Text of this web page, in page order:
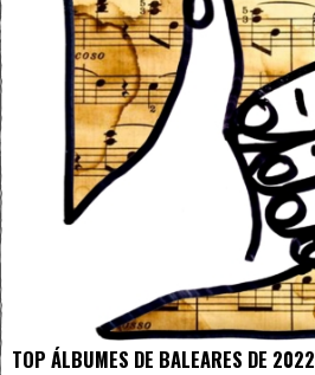
TOP ÁLBUMES DE BALEARES DE 2022